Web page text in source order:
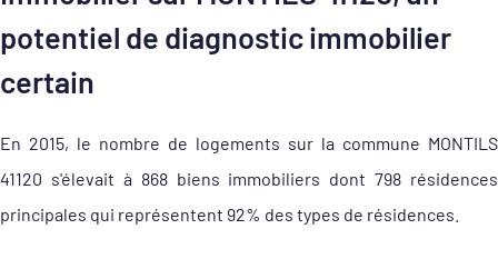
potentiel de diagnostic immobilier
certain
En 2015, le nombre de logements sur la commune MONTILS
41120 s'élevait à 868 biens immobiliers dont 798 résidences
principales qui représentent 92% des types de résidences.